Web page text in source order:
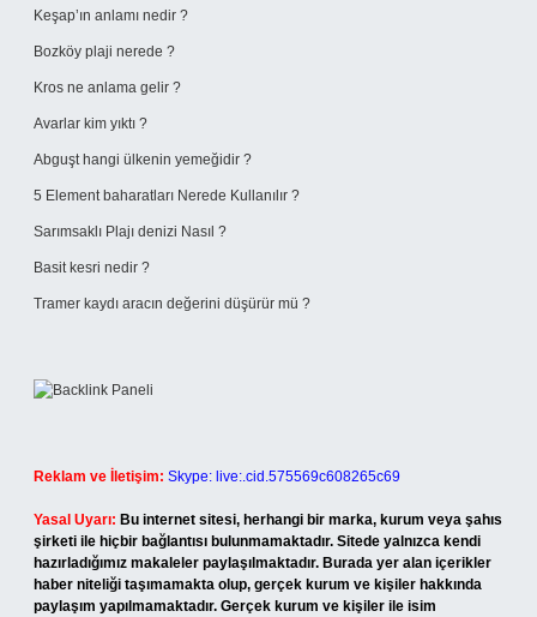
Keşap’ın anlamı nedir ?
Bozköy plaji nerede ?
Kros ne anlama gelir ?
Avarlar kim yıktı ?
Abguşt hangi ülkenin yemeğidir ?
5 Element baharatları Nerede Kullanılır ?
Sarımsaklı Plajı denizi Nasıl ?
Basit kesri nedir ?
Tramer kaydı aracın değerini düşürür mü ?
Reklam ve İletişim: Skype: live:.cid.575569c608265c69
Yasal Uyarı: Bu internet sitesi, herhangi bir marka, kurum veya şahıs
şirketi ile hiçbir bağlantısı bulunmamaktadır. Sitede yalnızca kendi
hazırladığımız makaleler paylaşılmaktadır. Burada yer alan içerikler
haber niteliği taşımamakta olup, gerçek kurum ve kişiler hakkında
paylaşım yapılmamaktadır. Gerçek kurum ve kişiler ile isim